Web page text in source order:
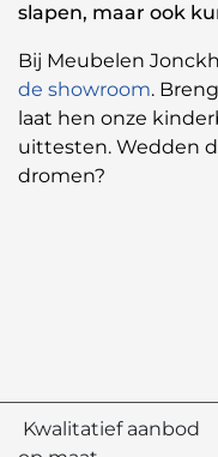
slapen, maar ook
Bij Meubelen
de showroom.
laat hen onze
uittesten. Wedden
dromen?
Kwalitatief